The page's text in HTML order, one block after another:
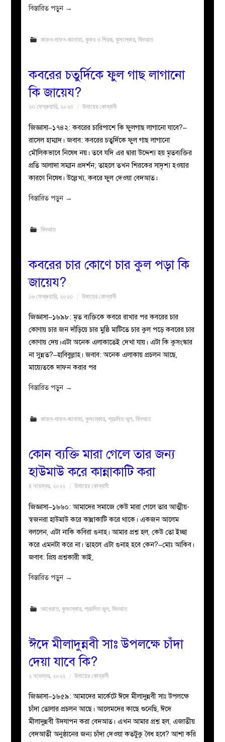
বিস্তারিত পড়ুন →
কাফন-দাফন-জানাযা, কুফর ও শিরক, কুসংস্কার, বিদআত
কবরের চতুর্দিকে ফুল গাছ লাগানো
কি জায়েয?
২৩ ফেব্রুয়ারি, ২০২৩ উমায়ের কোব্বাদী
জিজ্ঞাসা–১৭৪২: কবরের চারিপাশে কি ফুলগাছ লাগানো যাবে?–
রাসেল হাম্মাদ। জবাব: কবরের চতুর্দিকে ফুল গাছ লাগানো
মৌলিকভাবে নিষেধ নয়। তবে যদি এর দ্বারা উদ্দেশ্য হয় মৃতব্যক্তির
প্রতি আলাদা সম্মান প্রদর্শন; তাহলে তখন শিরকের সাদৃশ্য হওয়ার
কারণে নিষেধ। উল্লেখ্য, কবরে ফুল দেওয়া বেদআত।
বিস্তারিত পড়ুন →
বিদআত
কবরের চার কোণে চার কুল পড়া কি
জায়েয?
১৬ ফেব্রুয়ারি, ২০২৩ উমায়ের কোব্বাদী
জিজ্ঞাসা–১৬৯৮: মৃত ব্যক্তিকে কবরে রাখার পর কবরের চার
কোণায় চার জন দাঁড়িয়ে চার মুষ্ঠি মাটিতে চার কুল পড়ে কবরের চার
কোণায় দেয়।এটা অনেক এলাকাতেই দেখা যায়। এটা কি কুসংস্কার
না সুন্নত?–হাবিবুল্লাহ। জবাব: অনেক এলাকায় প্রচলন আছে,
মায়্যেতকে দাফন করার পর
বিস্তারিত পড়ুন →
কাফন-দাফন-জানাযা, কুসংস্কার, প্রচলিত ভুল, বিদআত
কোন ব্যক্তি মারা গেলে তার জন্য
হাউমাউ করে কান্নাকাটি করা
৪ নভেম্বর, ২০২২ উমায়ের কোব্বাদী
জিজ্ঞাসা–১৬৬০: আমাদের সমাজে কেউ মারা গেলে তার আত্মীয়-
স্বজনরা হাউমাউ করে কান্নাকাটি করে থাকে। একজন আলেম
বললেন, এটা নাকি কবিরা গুনাহ। আমার প্রশ্ন হল, কেউ তো ইচ্ছা
করে এমনটা করে না। তাহলে এটা গুনাহ হবে কেন?–মোঃ আকিব।
জবাব: প্রিয় প্রশ্নকারী ভাই,
বিস্তারিত পড়ুন →
আখেরাত, কুসংস্কার, প্রচলিত ভুল, বিদআত
ঈদে মীলাদুন্নবী সাঃ উপলক্ষে চাঁদা
দেয়া যাবে কি?
২ নভেম্বর, ২০২২ উমায়ের কোব্বাদী
জিজ্ঞাসা–১৬৫৯: আমাদের মার্কেটে ঈদে মীলাদুন্নবী সাঃ উপলক্ষে
চাঁদা তোলার প্রচলন আছে। আলেমদের কাছে শুনেছি, ঈদে
মীলাদুন্নবী উদযাপন করা বেদআত। এখন আমার প্রশ্ন হল, এজাতীয়
বেদআতী অনুষ্ঠানের জন্য চাঁদা দেওয়া কতটুকু বৈধ হবে? আশা করি